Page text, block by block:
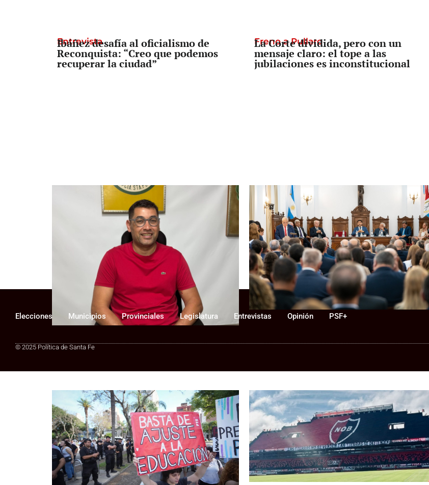
Entrevista
Ibáñez desafía al oficialismo de
Reconquista: “Creo que podemos
recuperar la ciudad”
Freno a Pullaro
La Corte dividida, pero con un
mensaje claro: el tope a las
jubilaciones es inconstitucional
Informe lapidario
El informe que complica al
Gobierno: los salarios estatales
fueron la variable de ajuste
Prevención o Censura
Tras el secuestro de una bandera en
Newell’s, la pregunta política es:
¿de qué lado está Pullaro?
Elecciones Municipios Provinciales Legislatura Entrevistas Opinión PSF+
© 2025 Política de Santa Fe